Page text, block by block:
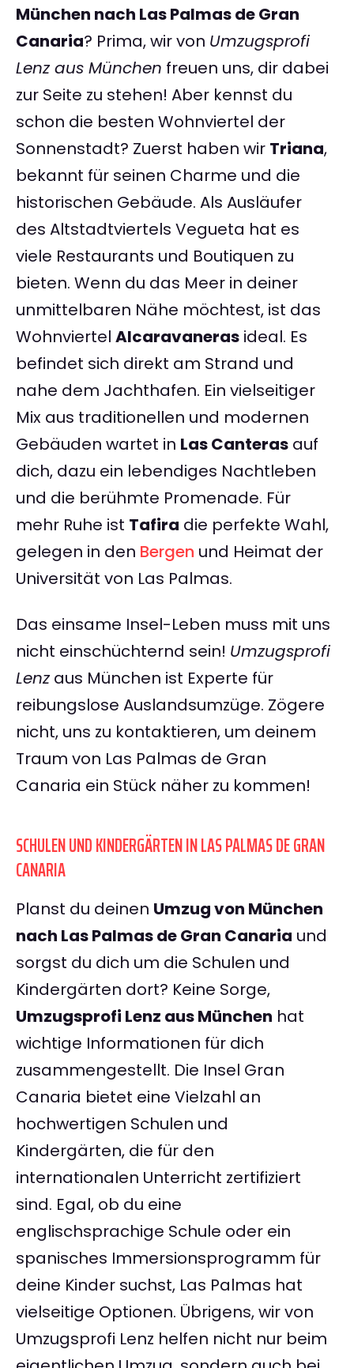
München nach Las Palmas de Gran
Canaria? Prima, wir von Umzugsprofi
Lenz aus München freuen uns, dir dabei
zur Seite zu stehen! Aber kennst du
schon die besten Wohnviertel der
Sonnenstadt? Zuerst haben wir Triana,
bekannt für seinen Charme und die
historischen Gebäude. Als Ausläufer
des Altstadtviertels Vegueta hat es
viele Restaurants und Boutiquen zu
bieten. Wenn du das Meer in deiner
unmittelbaren Nähe möchtest, ist das
Wohnviertel Alcaravaneras ideal. Es
befindet sich direkt am Strand und
nahe dem Jachthafen. Ein vielseitiger
Mix aus traditionellen und modernen
Gebäuden wartet in Las Canteras auf
dich, dazu ein lebendiges Nachtleben
und die berühmte Promenade. Für
mehr Ruhe ist Tafira die perfekte Wahl,
gelegen in den Bergen und Heimat der
Universität von Las Palmas.
Das einsame Insel-Leben muss mit uns
nicht einschüchternd sein! Umzugsprofi
Lenz aus München ist Experte für
reibungslose Auslandsumzüge. Zögere
nicht, uns zu kontaktieren, um deinem
Traum von Las Palmas de Gran
Canaria ein Stück näher zu kommen!
SCHULEN UND KINDERGÄRTEN IN LAS PALMAS DE GRAN
CANARIA
Planst du deinen Umzug von München
nach Las Palmas de Gran Canaria und
sorgst du dich um die Schulen und
Kindergärten dort? Keine Sorge,
Umzugsprofi Lenz aus München hat
wichtige Informationen für dich
zusammengestellt. Die Insel Gran
Canaria bietet eine Vielzahl an
hochwertigen Schulen und
Kindergärten, die für den
internationalen Unterricht zertifiziert
sind. Egal, ob du eine
englischsprachige Schule oder ein
spanisches Immersionsprogramm für
deine Kinder suchst, Las Palmas hat
vielseitige Optionen. Übrigens, wir von
Umzugsprofi Lenz helfen nicht nur beim